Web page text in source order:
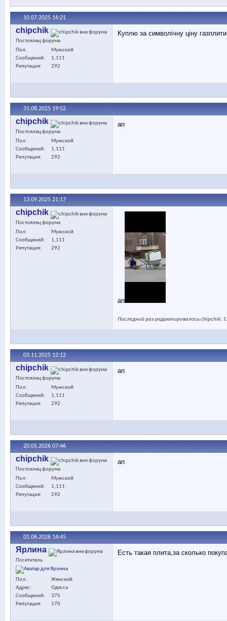
10.07.2025 16:21
chipchik
Постоялец форума
Пол
Мужской
Сообщений
1,111
Репутация
292
Куплю за символічну ціну
31.08.2025 19:52
chipchik
Постоялец форума
Пол
Мужской
Сообщений
1,111
Репутация
292
ап
13.09.2025 21:17
chipchik
Постоялец форума
Пол
Мужской
Сообщений
1,111
Репутация
292
ап
Последний раз редактировалось chipchik;
03.11.2025 12:12
chipchik
Постоялец форума
Пол
Мужской
Сообщений
1,111
Репутация
292
ап
20.05.2026 07:46
chipchik
Постоялец форума
Пол
Мужской
Сообщений
1,111
Репутация
292
ап
01.06.2026 14:45
Ярлина
Посетитель
Пол
Женский
Адрес
Одесса
Сообщений
375
Репутация
170
Есть такая плита,за сколько